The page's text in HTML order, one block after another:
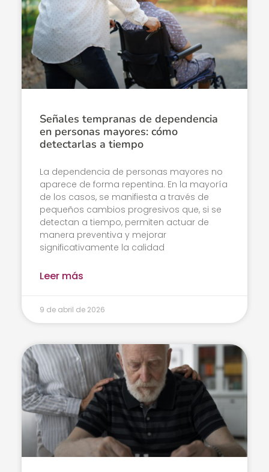
Señales tempranas de dependencia
en personas mayores: cómo
detectarlas a tiempo
La dependencia de personas mayores no
aparece de forma repentina. En la mayoría
de los casos, se manifiesta a través de
pequeños cambios progresivos que, si se
detectan a tiempo, permiten actuar de
manera preventiva y mejorar
significativamente la calidad
Leer más
9 de abril de 2026